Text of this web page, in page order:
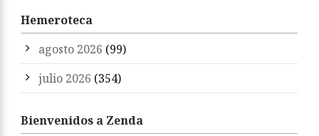
Hemeroteca
agosto 2026 (99)
julio 2026 (354)
Bienvenidos a Zenda